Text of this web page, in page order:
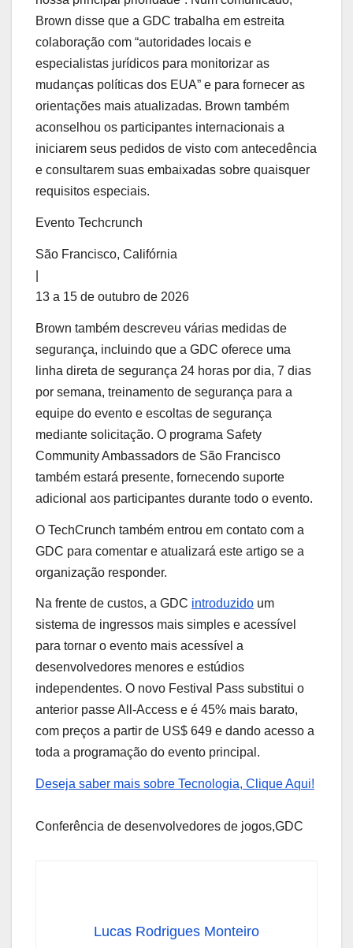
Brown disse que a GDC trabalha em estreita
colaboração com “autoridades locais e
especialistas jurídicos para monitorizar as
mudanças políticas dos EUA” e para fornecer as
orientações mais atualizadas. Brown também
aconselhou os participantes internacionais a
iniciarem seus pedidos de visto com antecedência
e consultarem suas embaixadas sobre quaisquer
requisitos especiais.
Evento Techcrunch
São Francisco, Califórnia
13 a 15 de outubro de 2026
Brown também descreveu várias medidas de
segurança, incluindo que a GDC oferece uma
linha direta de segurança 24 horas por dia, 7 dias
por semana, treinamento de segurança para a
equipe do evento e escoltas de segurança
mediante solicitação. O programa Safety
Community Ambassadors de São Francisco
também estará presente, fornecendo suporte
adicional aos participantes durante todo o evento.
O TechCrunch também entrou em contato com a
GDC para comentar e atualizará este artigo se a
organização responder.
Na frente de custos, a GDC introduzido um
sistema de ingressos mais simples e acessível
para tornar o evento mais acessível a
desenvolvedores menores e estúdios
independentes. O novo Festival Pass substitui o
anterior passe All-Access e é 45% mais barato,
com preços a partir de US$ 649 e dando acesso a
toda a programação do evento principal.
Deseja saber mais sobre Tecnologia, Clique Aqui!
Conferência de desenvolvedores de jogos,GDC
Lucas Rodrigues Monteiro